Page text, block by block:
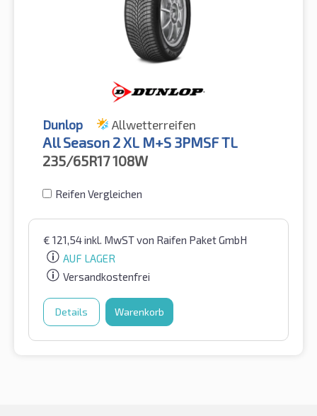
Dunlop Allwetterreifen
All Season 2 XL M+S 3PMSF TL
235/65R17108W
Reifen Vergleichen
€ 121,54inkl. MwSTvon Raifen Paket GmbH
AUF LAGER
Versandkostenfrei
Details Warenkorb